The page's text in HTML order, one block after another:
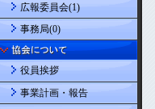
広報委員会(1)
事務局(0)
役員挨拶
事業計画・報告